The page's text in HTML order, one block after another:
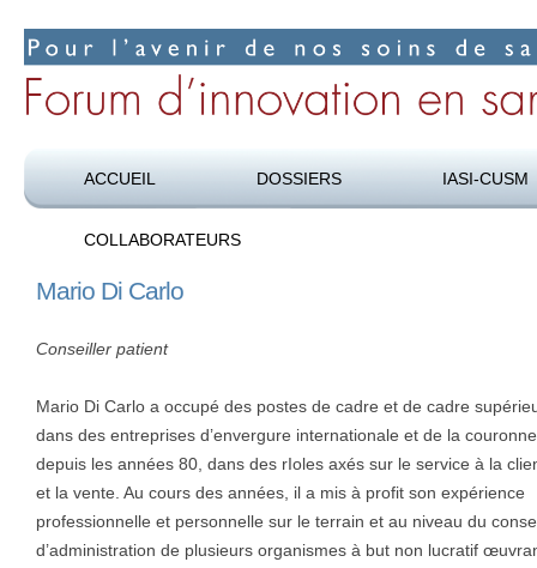
ACCUEIL DOSSIERS IASI-CUSM
COLLABORATEURS
Mario Di Carlo
Conseiller patient
Mario Di Carlo a occupé des postes de cadre et de cadre
dans des entreprises d’envergure internationale et de la couronne
depuis les années 80, dans des rIoles axés sur le service à la
et la vente. Au cours des années, il a mis à profit son expérience
professionnelle et personnelle sur le terrain et au niveau du
d’administration de plusieurs organismes à but non lucratif